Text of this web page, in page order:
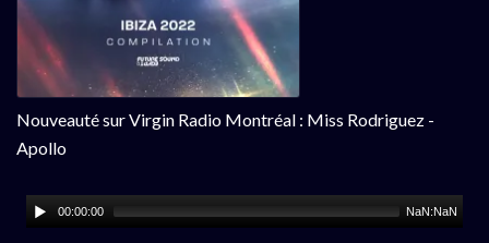
Nouveauté sur Virgin Radio Montréal : Miss Rodriguez -
Apollo
00:00:00 NaN:NaN